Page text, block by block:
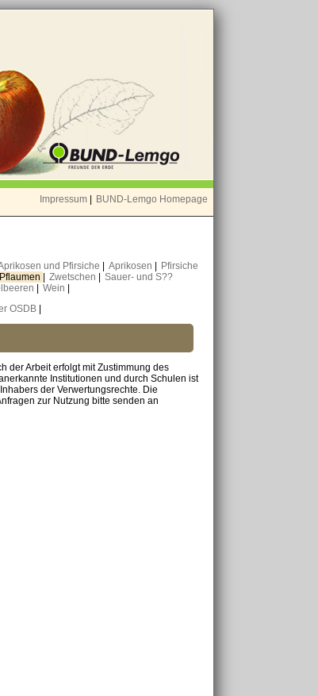
Impressum BUND-Lemgo Homepage
und Pfirsiche Aprikosen
Pfirsiche
Pflaumen Zwetschen
Sauer- und S??
Wein
OSDB
der Arbeit erfolgt mit Zustimmung des
Institutionen und durch Schulen ist
der Verwertungsrechte. Die
zur Nutzung bitte senden an